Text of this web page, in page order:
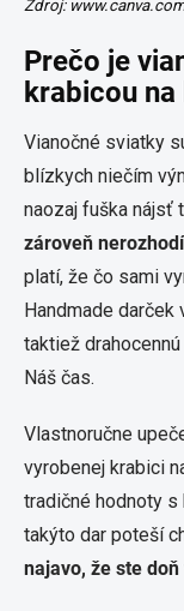
Zdroj:
Prečo je
krabicou
Vianočné sviatky
blízkych niečím
naozaj fuška nájsť
zároveň
platí, že čo sami
Handmade
taktiež
Náš čas.
Vlastnoručne
vyrobenej krabici
tradičné hodnoty
takýto dar poteší
najavo, že ste